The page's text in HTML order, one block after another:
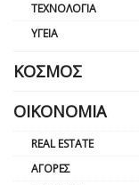
ΤΕΧΝΟΛΟΓΊΑ
ΥΓΕΊΑ
ΚΌΣΜΟΣ
ΟΙΚΟΝΟΜΊΑ
REAL ESTATE
ΑΓΟΡΈΣ